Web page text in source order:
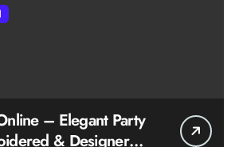
– Elegant Party
& Designer